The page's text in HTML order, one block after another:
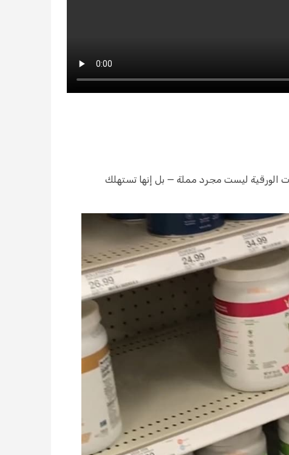
الورقية ليست مجرد مملة — بل إنها تستهلك